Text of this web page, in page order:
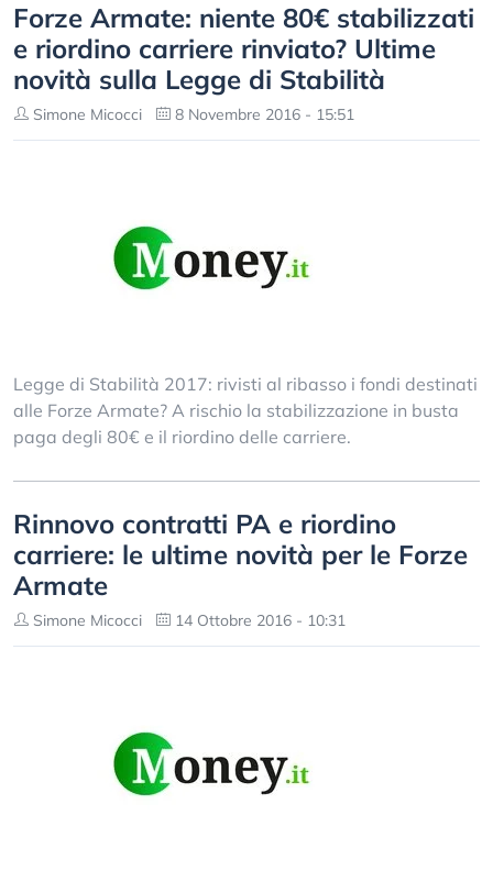
Forze Armate: niente 80€ stabilizzati
e riordino carriere rinviato? Ultime
novità sulla Legge di Stabilità
Simone Micocci 8 Novembre 2016 - 15:51
Legge di Stabilità 2017: rivisti al ribasso i fondi destinati
alle Forze Armate? A rischio la stabilizzazione in busta
paga degli 80€ e il riordino delle carriere.
Rinnovo contratti PA e riordino
carriere: le ultime novità per le Forze
Armate
Simone Micocci 14 Ottobre 2016 - 10:31